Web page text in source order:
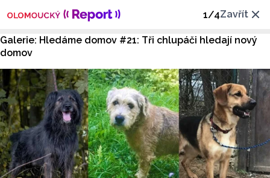
1/4Zavřít
Galerie: Hledáme domov #21: Tři chlupáči hledají nový
domov